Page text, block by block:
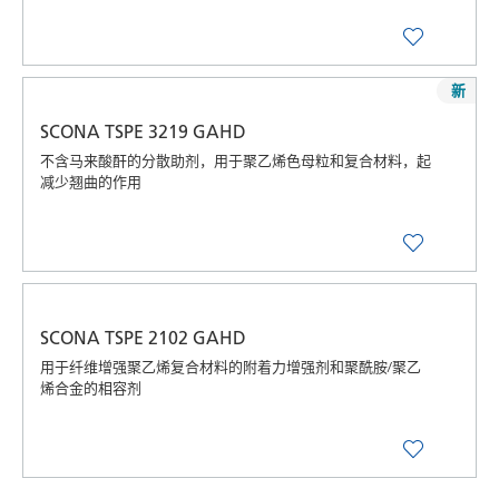
SCONA TSPE 3219 GAHD
不含马来酸酐的分散助剂，用于聚乙烯色母粒和复合材料，起
减少翘曲的作用
新
SCONA TSPE 2102 GAHD
用于纤维增强聚乙烯复合材料的附着力增强剂和聚酰胺/聚乙
烯合金的相容剂